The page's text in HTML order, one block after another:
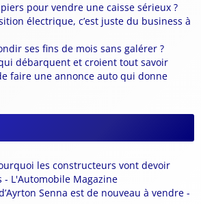
pour vendre une caisse sérieux ?
électrique, c’est juste du business à
ses fins de mois sans galérer ?
débarquent et croient tout savoir
faire une annonce auto qui donne
les constructeurs vont devoir
L'Automobile Magazine
Senna est de nouveau à vendre -